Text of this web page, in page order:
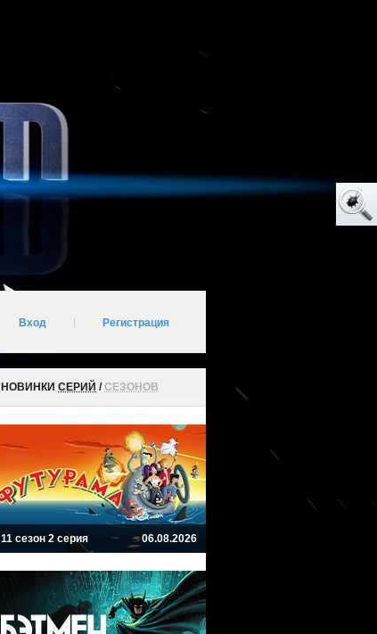
Вход Регистрация
НОВИНКИ СЕРИЙ /СЕЗОНОВ
11 сезон 2 серия 06.08.2026